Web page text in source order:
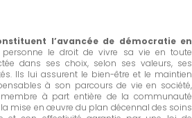
l’avancée de démocratie en
le droit de vivre sa vie en toute
dans ses choix, selon ses valeurs, ses
Ils lui assurent le bien-être et le maintien
à son parcours de vie en société,
à part entière de la communauté
mise en œuvre du plan décennal des soins